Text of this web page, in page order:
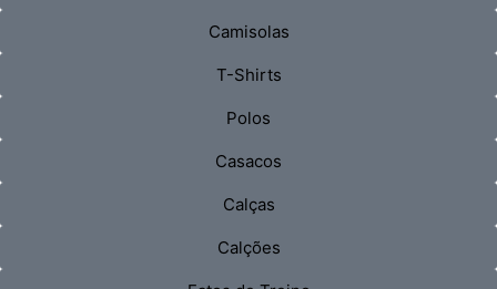
Camisolas
T-Shirts
Polos
Casacos
Calças
Calções